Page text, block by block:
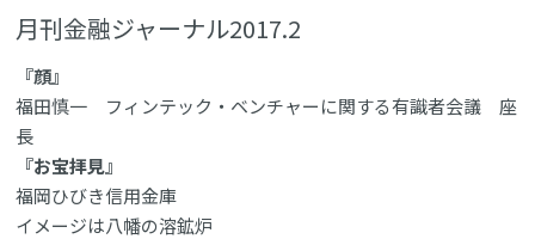
月刊金融ジャーナル2017.2
『顔』
福田慎一 フィンテック・ベンチャーに関する有識者会議 座
長
『お宝拝見』
福岡ひびき信用金庫
イメージは八幡の溶鉱炉